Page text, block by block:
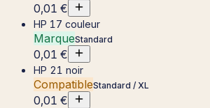
0,01 €
HP 17 couleur
MarqueStandard
0,01 €
HP 21 noir
CompatibleStandard / XL
0,01 €